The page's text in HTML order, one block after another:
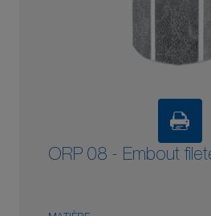
ORP 08 - Embout